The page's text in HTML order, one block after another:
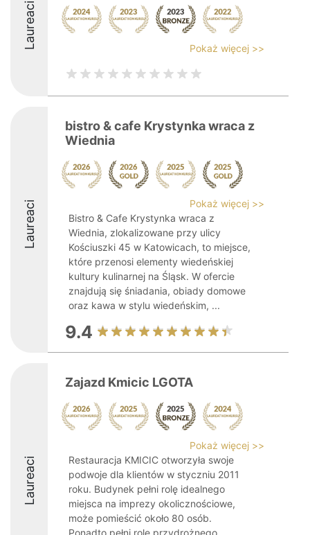
Laureaci Pokaż więcej >>
Laureaci
bistro & cafe Krystynka wraca z
Wiednia
Pokaż więcej >>
Bistro & Cafe Krystynka wraca z
Wiednia, zlokalizowane przy ulicy
Kościuszki 45 w Katowicach, to miejsce,
które przenosi elementy wiedeńskiej
kultury kulinarnej na Śląsk. W ofercie
znajdują się śniadania, obiady domowe
oraz kawa w stylu wiedeńskim, ...
9.4
Laureaci
Zajazd Kmicic LGOTA
Pokaż więcej >>
Restauracja KMICIC otworzyła swoje
podwoje dla klientów w styczniu 2011
roku. Budynek pełni rolę idealnego
miejsca na imprezy okolicznościowe,
może pomieścić około 80 osób.
Ponadto pełni rolę przydrożnego